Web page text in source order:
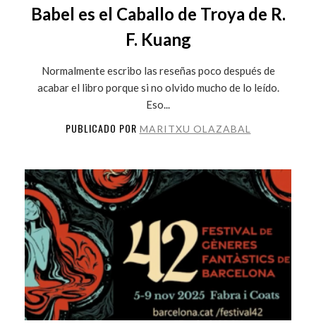
Babel es el Caballo de Troya de R.
F. Kuang
Normalmente escribo las reseñas poco después de
acabar el libro porque si no olvido mucho de lo leído.
Eso...
PUBLICADO POR MARITXU OLAZABAL